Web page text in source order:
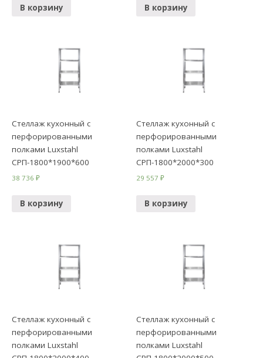
В корзину В корзину
Стеллаж кухонный с
перфорированными
полками Luxstahl
СРП-1800*1900*600
38 736₽
В корзину
Стеллаж кухонный с
перфорированными
полками Luxstahl
СРП-1800*2000*300
29 557₽
В корзину
Стеллаж кухонный с
перфорированными
полками Luxstahl
Стеллаж кухонный с
перфорированными
полками Luxstahl